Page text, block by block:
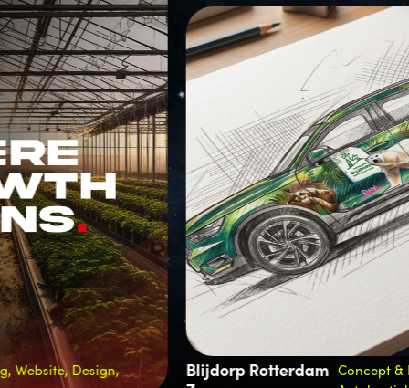
Blijdorp Rotterdam
Concept & Design,